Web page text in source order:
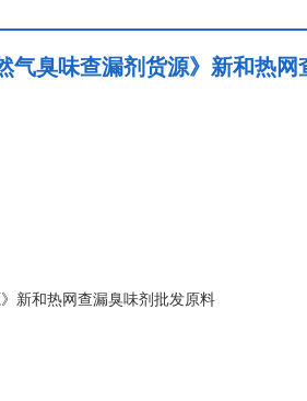
气臭味查漏剂货源》新和热
新和热网查漏臭味剂批发原料